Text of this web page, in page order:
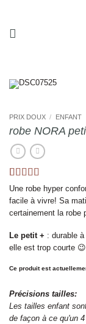
contenu
PRIX DOUX / ENFANT
robe NORA
Noté5sur 5
basé sur
1
notation
client
Une robe hyper
facile à vivre! Sa
certainement la robe
Le petit + : durable
elle est trop courte 😉
Ce produit est
Précisions tailles:
Les tailles enfant
de façon à ce qu'un